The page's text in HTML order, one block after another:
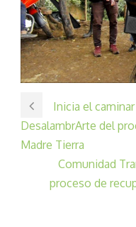
Inicia el
DesalambrArte del
Madre Tierra
Comunidad
proceso de